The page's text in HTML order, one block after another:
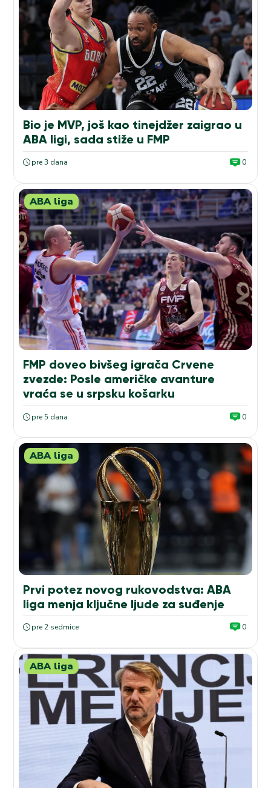
Bio je MVP, još kao tinejdžer zaigrao u
ABA ligi, sada stiže u FMP
pre 3 dana 0
ABA liga
FMP doveo bivšeg igrača Crvene
zvezde: Posle američke avanture
vraća se u srpsku košarku
pre 5 dana 0
ABA liga
Prvi potez novog rukovodstva: ABA
liga menja ključne ljude za suđenje
pre 2 sedmice 0
ABA liga